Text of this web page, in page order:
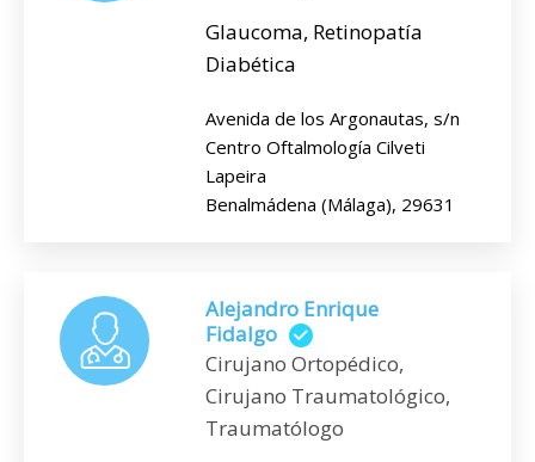
Glaucoma, Retinopatía
Diabética
Avenida de los Argonautas, s/n
Centro Oftalmología Cilveti
Lapeira
Benalmádena (Málaga), 29631
Alejandro Enrique
Fidalgo
Cirujano Ortopédico,
Cirujano Traumatológico,
Traumatólogo